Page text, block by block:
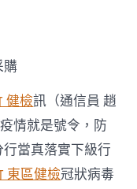
森
和
診
所
減
重
購
健檢訊（通信員 趙
情就是號令，防
當真落實下級行
東區健檢冠狀病毒